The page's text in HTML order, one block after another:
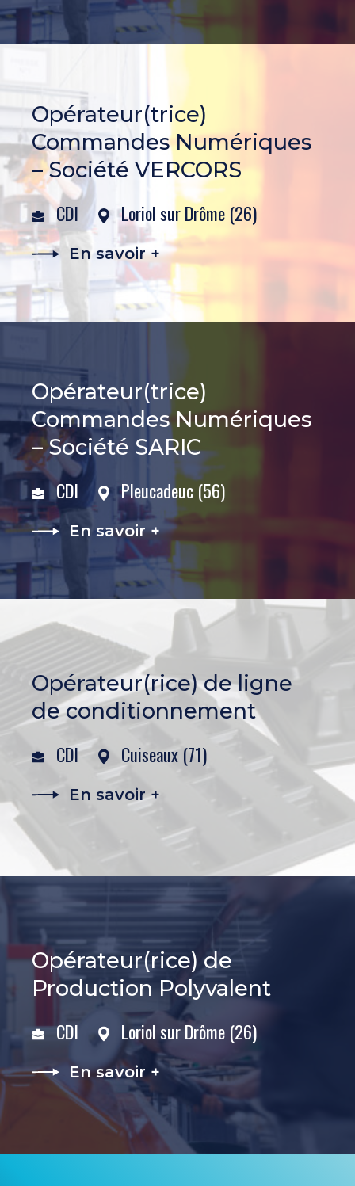
Opérateur(trice)
Commandes Numériques
– Société VERCORS
CDI
Loriol sur Drôme (26)
En savoir +
Opérateur(trice)
Commandes Numériques
– Société SARIC
CDI
Pleucadeuc (56)
En savoir +
Opérateur(rice) de ligne
de conditionnement
CDI
Cuiseaux (71)
En savoir +
Opérateur(rice) de
Production Polyvalent
CDI
Loriol sur Drôme (26)
En savoir +